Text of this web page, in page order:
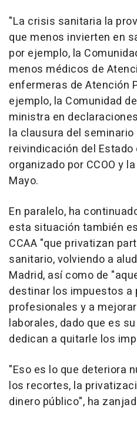
"La crisis sanitaria la
que menos invierten en
por ejemplo, la
menos médicos de
enfermeras de Atención
ejemplo, la Comunidad
ministra en
la clausura del
reivindicación del Estado
organizado por CCOO y
Mayo.
En paralelo, ha
esta situación también
CCAA "que privatizan
sanitario, volviendo a
Madrid, así como de
destinar los impuestos a
profesionales y a
laborales, dado que es
dedican a quitarle los
"Eso es lo que deteriora
los recortes, la
dinero público", ha